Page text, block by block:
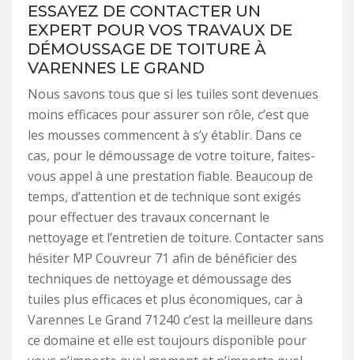
ESSAYEZ DE CONTACTER UN
EXPERT POUR VOS TRAVAUX DE
DÉMOUSSAGE DE TOITURE À
VARENNES LE GRAND
Nous savons tous que si les tuiles sont devenues
moins efficaces pour assurer son rôle, c’est que
les mousses commencent à s’y établir. Dans ce
cas, pour le démoussage de votre toiture, faites-
vous appel à une prestation fiable. Beaucoup de
temps, d’attention et de technique sont exigés
pour effectuer des travaux concernant le
nettoyage et l’entretien de toiture. Contacter sans
hésiter MP Couvreur 71 afin de bénéficier des
techniques de nettoyage et démoussage des
tuiles plus efficaces et plus économiques, car à
Varennes Le Grand 71240 c’est la meilleure dans
ce domaine et elle est toujours disponible pour